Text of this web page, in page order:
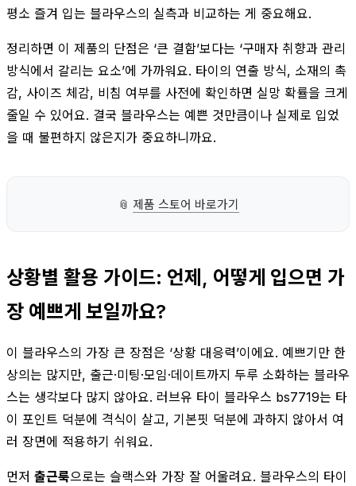
평소 즐겨 입는 블라우스의 실측과 비교하는 게 중요해요.
정리하면 이 제품의 단점은 ‘큰 결함’보다는 ‘구매자 취향과 관리
방식에서 갈리는 요소’에 가까워요. 타이의 연출 방식, 소재의 촉
감, 사이즈 체감, 비침 여부를 사전에 확인하면 실망 확률을 크게
줄일 수 있어요. 결국 블라우스는 예쁜 것만큼이나 실제로 입었
을 때 불편하지 않은지가 중요하니까요.
📎 제품 스토어 바로가기
상황별 활용 가이드: 언제, 어떻게 입으면 가
장 예쁘게 보일까요?
이 블라우스의 가장 큰 장점은 ‘상황 대응력’이에요. 예쁘기만 한
상의는 많지만, 출근·미팅·모임·데이트까지 두루 소화하는 블라우
스는 생각보다 많지 않아요. 러브유 타이 블라우스 bs7719는 타
이 포인트 덕분에 격식이 살고, 기본핏 덕분에 과하지 않아서 여
러 장면에 적용하기 쉬워요.
먼저 출근룩으로는 슬랙스와 가장 잘 어울려요. 블라우스의 타이